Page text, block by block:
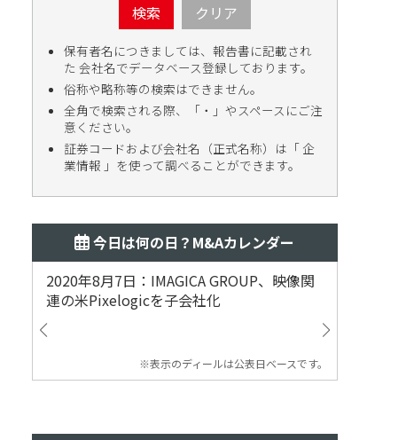
検索 クリア
保有者名につきましては、報告書に記載され
た 会社名でデータベース登録しております。
俗称や略称等の検索はできません。
全角で検索される際、「・」やスペースにご注
意ください。
証券コードおよび会社名（正式名称）は「 企
業情報 」を使って調べることができます。
今日は何の日？M&Aカレンダー
2020年8月7日：IMAGICA GROUP、映像関
連の米Pixelogicを子会社化
※表示のディールは公表日ベースです。